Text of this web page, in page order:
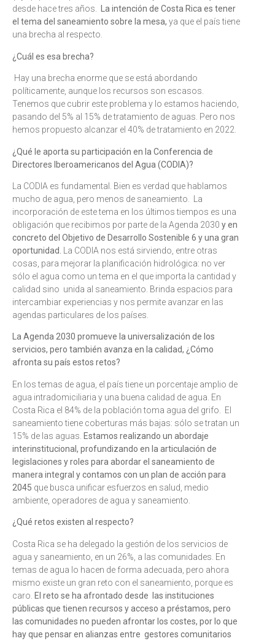
desde hace tres años. La intención de Costa Rica es tener
el tema del saneamiento sobre la mesa, ya que el país tiene
una brecha al respecto.
¿Cuál es esa brecha?
Hay una brecha enorme que se está abordando
políticamente, aunque los recursos son escasos.
Tenemos que cubrir este problema y lo estamos haciendo,
pasando del 5% al 15% de tratamiento de aguas. Pero nos
hemos propuesto alcanzar el 40% de tratamiento en 2022.
¿Qué le aporta su participación en la Conferencia de
Directores Iberoamericanos del Agua (CODIA)?
La CODIA es fundamental. Bien es verdad que hablamos
mucho de agua, pero menos de saneamiento. La
incorporación de este tema en los últimos tiempos es una
obligación que recibimos por parte de la Agenda 2030 y en
concreto del Objetivo de Desarrollo Sostenible 6 y una gran
oportunidad.
La CODIA nos está sirviendo, entre otras
cosas, para mejorar la planificación hidrológica: no ver
sólo el agua como un tema en el que importa la cantidad y
calidad sino unida al saneamiento. Brinda espacios para
intercambiar experiencias y nos permite avanzar en las
agendas particulares de los países.
La Agenda 2030 promueve la universalización de los
servicios, pero también avanza en la calidad, ¿Cómo
afronta su país estos retos?
En los temas de agua, el país tiene un porcentaje amplio de
agua intradomiciliaria y una buena calidad de agua. En
Costa Rica el 84% de la población toma agua del grifo. El
saneamiento tiene coberturas más bajas: sólo se tratan un
15% de las aguas. Estamos realizando un abordaje
interinstitucional, profundizando en la articulación de
legislaciones y roles para abordar el saneamiento de
manera integral y contamos con un plan de acción para
2045 que busca unificar esfuerzos en salud, medio
ambiente, operadores de agua y saneamiento.
¿Qué retos existen al respecto?
Costa Rica se ha delegado la gestión de los servicios de
agua y saneamiento, en un 26%, a las comunidades. En
temas de agua lo hacen de forma adecuada, pero ahora
mismo existe un gran reto con el saneamiento, porque es
caro. El reto se ha afrontado desde las instituciones
públicas que tienen recursos y acceso a préstamos, pero
las comunidades no pueden afrontar los costes, por lo que
hay que pensar en alianzas entre gestores comunitarios